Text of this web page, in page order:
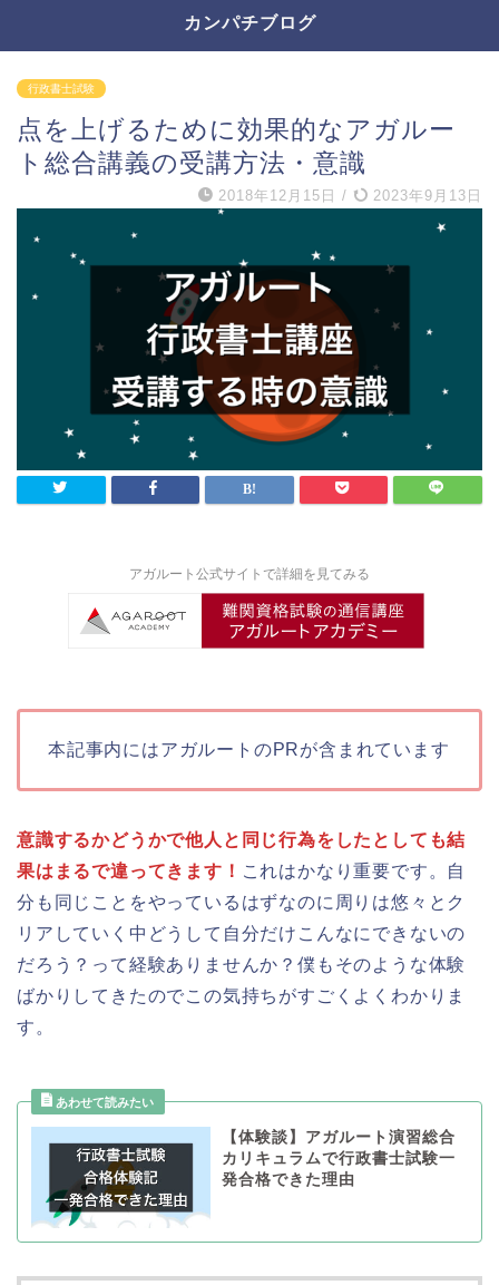
カンパチブログ
行政書士試験
点を上げるために効果的なアガルー
ト総合講義の受講方法・意識
2018年12月15日 / 2023年9月13日
アガルート公式サイトで詳細を見てみる
本記事内にはアガルートのPRが含まれています
意識するかどうかで他人と同じ行為をしたとしても結
果はまるで違ってきます！ これはかなり重要です。自
分も同じことをやっているはずなのに周りは悠々とク
リアしていく中どうして自分だけこんなにできないの
だろう？って経験ありませんか？僕もそのような体験
ばかりしてきたのでこの気持ちがすごくよくわかりま
す。
【体験談】アガルート演習総合
カリキュラムで行政書士試験一
発合格できた理由